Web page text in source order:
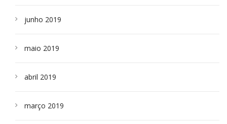
junho 2019
maio 2019
abril 2019
março 2019